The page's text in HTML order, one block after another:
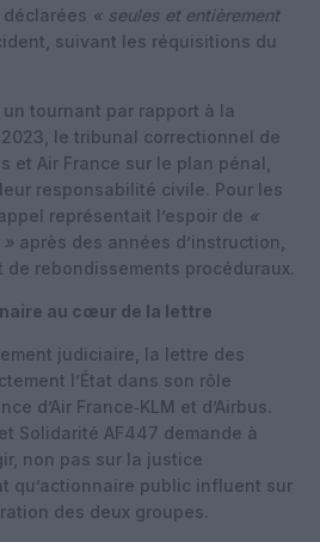
« seules et entièrement
suivant les réquisitions du
tournant par rapport à la
le tribunal correctionnel de
et Air France sur le plan pénal,
responsabilité civile. Pour les
représentait l’espoir de «
» après des années d’instruction,
de rebondissements procéduraux.
au cœur de la lettre
judiciaire, la lettre des
l’État dans son rôle
d’Air France‑KLM et d’Airbus.
Solidarité AF447 demande à
non pas sur la justice
qu’actionnaire public influent sur
des deux groupes.